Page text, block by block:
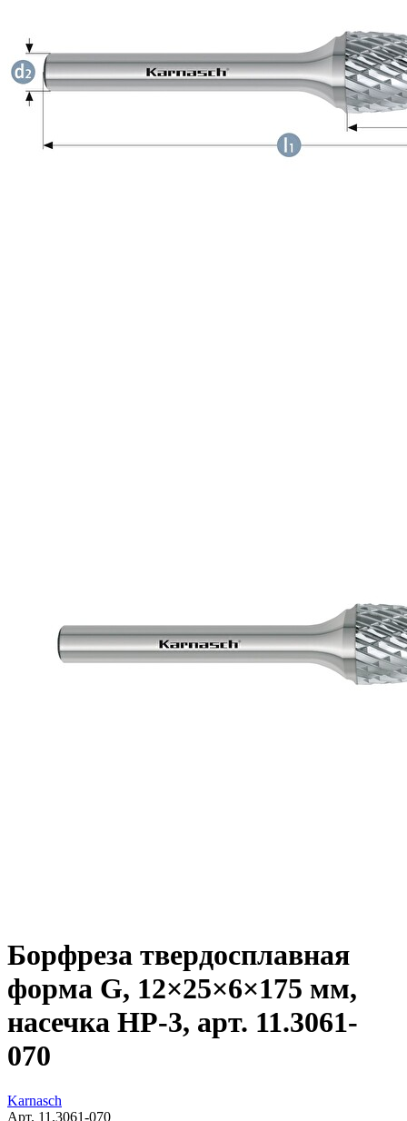
Борфреза твердосплавная
форма G, 12×25×6×175 мм,
насечка HP-3, арт. 11.3061-
070
Karnasch
Арт. 11.3061-070